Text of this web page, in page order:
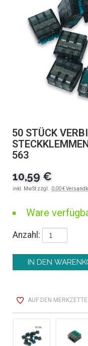
50 STÜCK
563
10,59 €
inkl. MwSt zzgl. 0,00 €
Ware
Anzahl:
AUF DEN MERKZETTEL